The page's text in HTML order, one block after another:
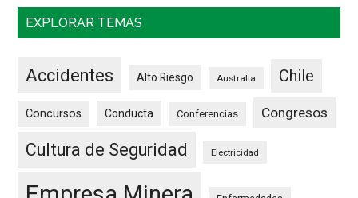
EXPLORAR TEMAS
Accidentes Alto Riesgo Australia Chile
Concursos Conducta Conferencias Congresos
Cultura de Seguridad Electricidad